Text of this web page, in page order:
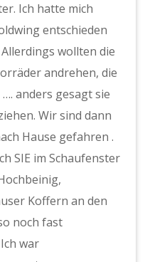
Ich hatte mich
entschieden
wollten die
andrehen, die
anders gesagt sie
Wir sind dann
Hause gefahren .
SIE im Schaufenster
Koffern an den
noch fast
war